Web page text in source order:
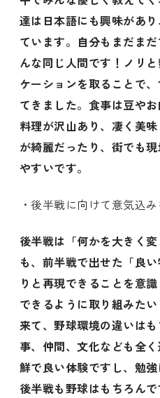
達は日本語にも興味があ
ています。自分もまだま
んな同じ人間です！ノリ
ケーションを取ることで
てきました。食事は豆や
料理が沢山あり、凄く美
が綺麗だったり、街でも
やすいです。
・後半戦に向けて意気込み
後半戦は「何かを大きく
も、前半戦で出せた「良
りと再現できることを意
できるように取り組みた
来て、野球環境の違いは
事、仲間、文化なども全
鮮で良い体験ですし、勉強
後半戦も野球はもちろん